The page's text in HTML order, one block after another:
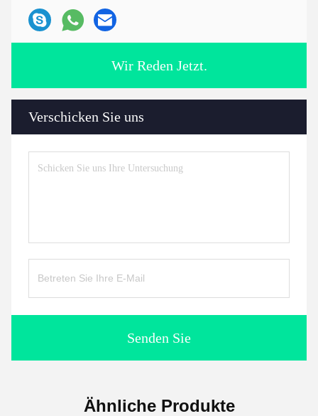
Wir Reden Jetzt.
Verschicken Sie uns
Senden Sie
Ähnliche Produkte